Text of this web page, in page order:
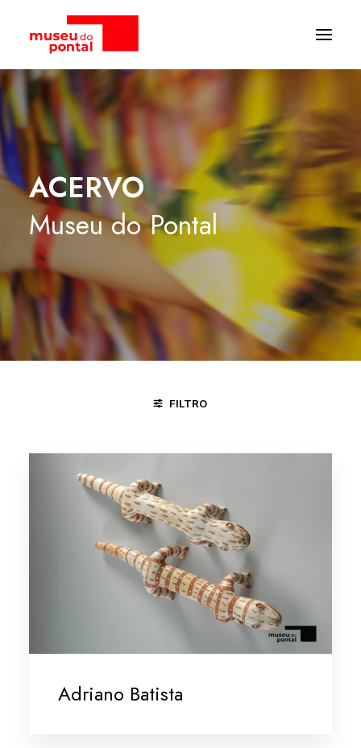
ACERVO
Museu do Pontal
FILTRO
Adriano Batista